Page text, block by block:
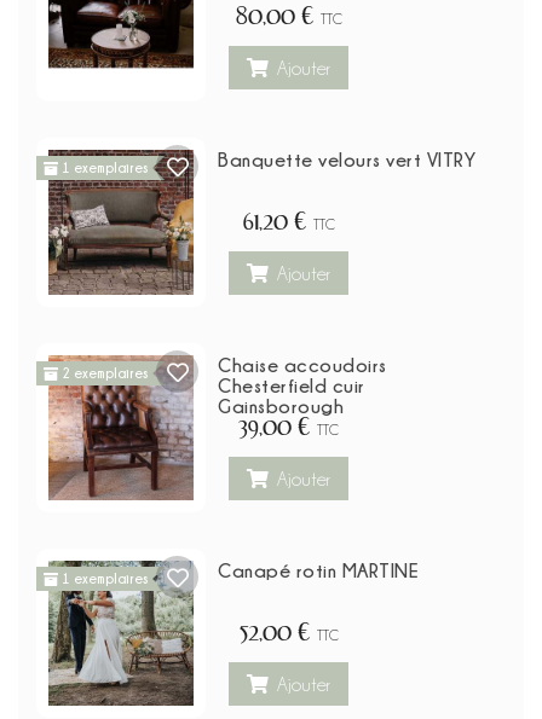
80,00 € TTC
Ajouter
1 exemplaires Banquette velours vert VITRY
61,20 € TTC
Ajouter
2 exemplaires
Chaise accoudoirs
Chesterfield cuir
Gainsborough
39,00 € TTC
Ajouter
1 exemplaires Canapé rotin MARTINE
52,00 € TTC
Ajouter